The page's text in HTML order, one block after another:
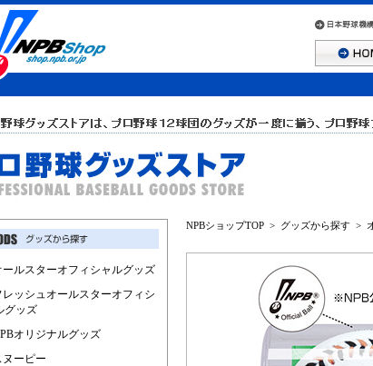
NPBショップTOP > グッズから探す >
ールスターオフィシャルグッズ
レッシュオールスターオフィシ
グッズ
オリジナルグッズ
ヌーピー